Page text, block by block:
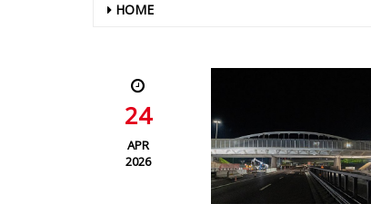
HOME
24
APR
2026